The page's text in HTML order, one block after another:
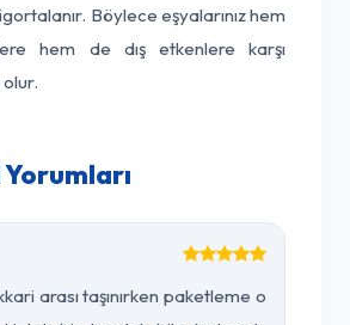
Böylece eşyalarınız hem
hem de dış etkenlere karşı
arası taşınırken paketleme o